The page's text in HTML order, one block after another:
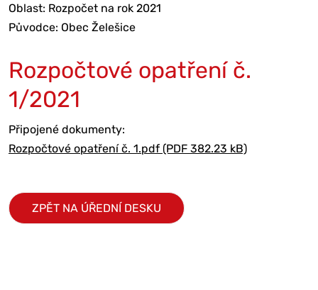
Oblast: Rozpočet na rok 2021
Původce: Obec Želešice
Rozpočtové opatření č.
1/2021
Připojené dokumenty:
Rozpočtové opatření č. 1.pdf (PDF 382.23 kB)
ZPĚT NA ÚŘEDNÍ DESKU